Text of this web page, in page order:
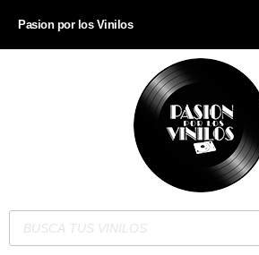
Pasion por los Vinilos